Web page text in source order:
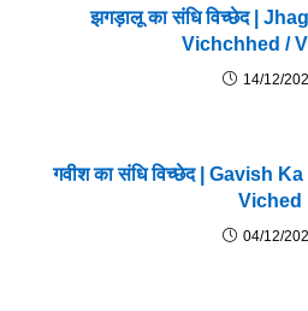
झगड़ालू का संधि विच्छेद |
Vichchhed /
14/12/
गवीश का संधि विच्छेद | Gavish
Viched
04/12/